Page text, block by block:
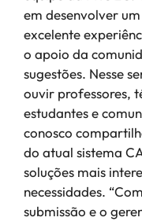
em desenvolver
excelente
o apoio da
sugestões. Nesse
ouvir professores,
estudantes e
conosco
do atual sistema
soluções mais
necessidades.
submissão e o